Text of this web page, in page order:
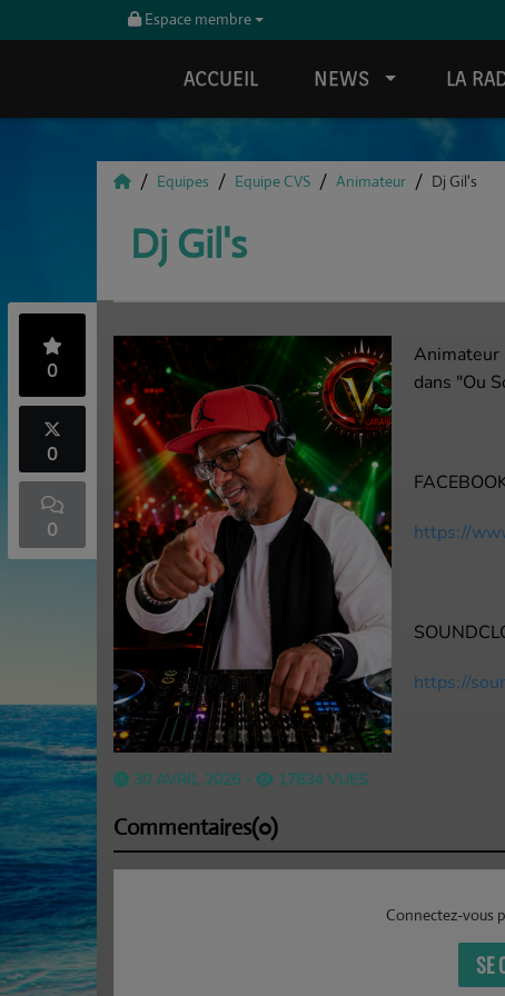
Espace membre
ACCUEIL NEWS LA
Equipes Equipe CVS Animateur Dj Gil's
Dj Gil's
0
0
0
30 AVRIL 2026 - 17834 VUES
Animateur
dans "Ou
https://
https://
Commentaires(0)
Connectez-vous
SE
Accueil